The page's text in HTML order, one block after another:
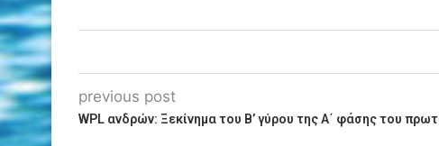
previous post
WPL ανδρών: Ξεκίνημα του B’ γύρου της Α΄ φάσης του